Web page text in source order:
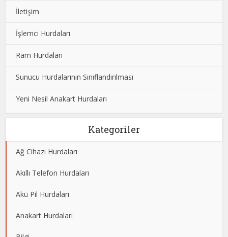
İletişim
İşlemci Hurdaları
Ram Hurdaları
Sunucu Hurdalarının Sınıflandırılması
Yeni Nesil Anakart Hurdaları
Kategoriler
Ağ Cihazı Hurdaları
Akıllı Telefon Hurdaları
Akü Pil Hurdaları
Anakart Hurdaları